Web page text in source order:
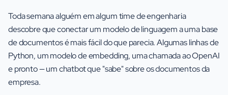
Toda semana alguém em algum time de engenharia
descobre que conectar um modelo de linguagem a uma base
de documentos é mais fácil do que parecia. Algumas linhas de
Python, um modelo de embedding, uma chamada ao OpenAI
e pronto — um chatbot que "sabe" sobre os documentos da
empresa.